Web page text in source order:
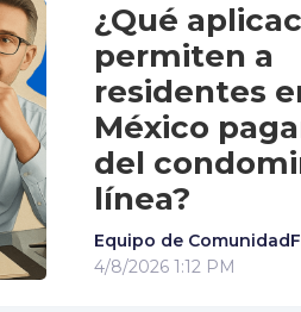
¿Qué
permiten a
residentes
México
del
línea?
Equipo de
4/8/2026 1:12 PM